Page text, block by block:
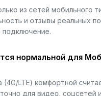
из сетей мобильного
и отзывы реальных
подключение.
нормальной для
LTE) комфортной
для видео, соцсетей